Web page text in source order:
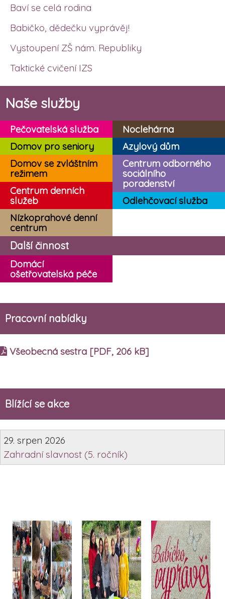
Baví se celá rodina
Babičko, dědečku vyprávěj!
Vystoupení ZŠ nám. Republiky
Taktické cvičení IZS
Naše služby
Pečovatelská služba
Domov pro seniory
Domov se zvláštním
režimem
Centrum denních
služeb
Nízkoprahové denní
centrum
Noclehárna
Azylový dům
Centrum odborného
sociálního
poradenství
Odlehčovací služba
Další činnost
Domácí
ošetřovatelská péče
Pracovní nabídky
Všeobecná sestra [PDF, 206 kB]
Blížící se akce
29. srpen 2026
Zahradní slavnost (5. ročník)